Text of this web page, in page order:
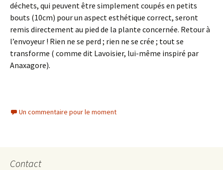
déchets, qui peuvent être simplement coupés en petits
bouts (10cm) pour un aspect esthétique correct, seront
remis directement au pied de la plante concernée. Retour à
l’envoyeur ! Rien ne se perd ; rien ne se crée ; tout se
transforme ( comme dit Lavoisier, lui-même inspiré par
Anaxagore).
Un commentaire pour le moment
Contact